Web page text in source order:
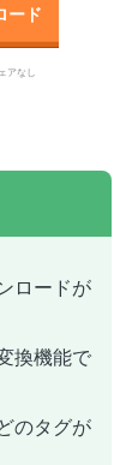
ード
アなし
ロードが
換機能で
のタグが